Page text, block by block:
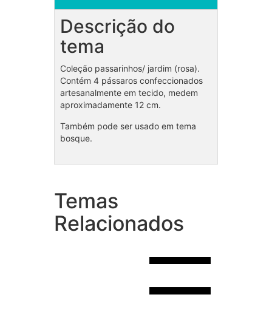
Descrição do
tema
Coleção passarinhos/ jardim (rosa).
Contém 4 pássaros confeccionados
artesanalmente em tecido, medem
aproximadamente 12 cm.
Também pode ser usado em tema
bosque.
Temas
Relacionados
Bolo Fake Mundo Bita
Safari
Coleção Super Heroínas